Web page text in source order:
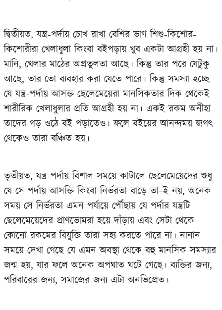
দ্বিতীয়ত, যন্ত্র-পর্দায় চোখ রাখা বেশির ভাগ শিশু-কিশোর-
কিশোরীরা খেলাধুলা কিংবা বইপড়ায় খুব একটা আগ্রহী হয় না।
মানি, খেলার মাঠের অপ্রতুলতা আছে। কিন্তু তার পরে যেটুকু
আছে, তার তো ব‍্যবহার করা যেতে পারে। কিন্তু সমস‍্যা হচ্ছে
যে যন্ত্র-পর্দায় আসক্ত ছেলেমেয়েরা মানসিকতার দিক থেকেই
শারীরিক খেলাধুলার প্রতি আগ্রহী হয় না। একই রকম অনীহা
তাদের গড় ওঠে বই পড়াতেও। ফলে বইয়ের আনন্দময় জগৎ
থেকেও তারা বঞ্চিত হয়।
তৃতীয়ত, যন্ত্র-পর্দায় বিশাল সময়ে কাটালে ছেলেমেয়েদের শুধু
যে সে পর্দায় আসক্তি কিংবা নির্ভরতা বাড়ে তা–ই নয়, অনেক
সময় সে নির্ভরতা এমন পর্যায়ে পৌঁছায় যে পর্দার যন্ত্রটি
ছেলেমেয়েদের প্রাণভোমরা হয়ে দাঁড়ায় এবং সেটা থেকে
কোনো রকমের বিযুক্তি তারা সহ‍্য করতে পারে না। নানান
সময়ে দেখা গেছে যে এমন অবস্থা থেকে বহু মানসিক সমস্যার
জন্ম হয়, যার ফলে অনেক অপঘাত ঘটে গেছে। ব‍্যক্তির জন্য,
পরিবারের জন্য, সমাজের জন্য এটা অনভিপ্রেত।